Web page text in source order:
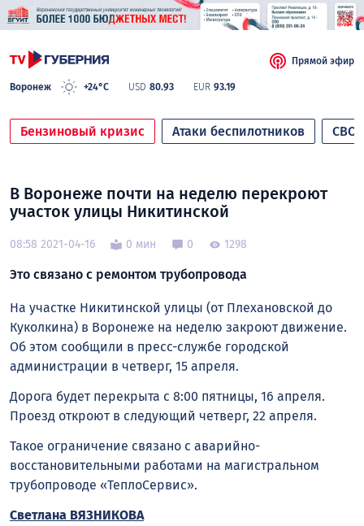
Воронеж +24°C USD 80.93 EUR 93.19
Прямой эфир
Бензиновый кризис Атаки беспилотников СВО
В Воронеже почти на неделю перекроют
участок улицы Никитинской
08:58 2021-04-16 0 мин 0 1298
Это связано с ремонтом трубопровода
На участке Никитинской улицы (от Плехановской до
Куколкина) в Воронеже на неделю закроют движение.
Об этом сообщили в пресс-службе городской
администрации в четверг, 15 апреля.
Дорога будет перекрыта с 8:00 пятницы, 16 апреля.
Проезд откроют в следующий четверг, 22 апреля.
Такое ограничение связано с аварийно-
восстановительными работами на магистральном
трубопроводе «ТеплоСервис».
Светлана ВЯЗНИКОВА